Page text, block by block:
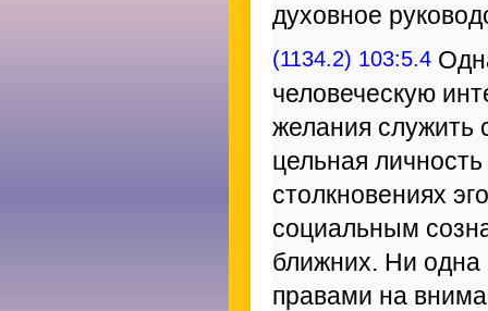
духовное
(1134.2) 103:5.4
человеческую
желания служить
цельная
столкновениях
социальным
ближних. Ни одна
правами на